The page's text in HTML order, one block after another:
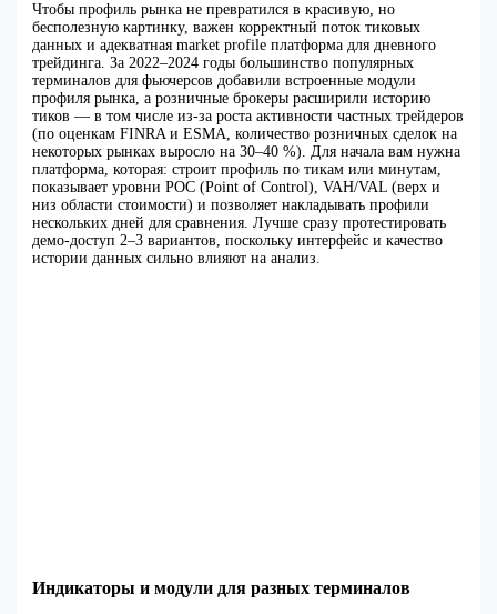
Чтобы профиль рынка не превратился в красивую, но
бесполезную картинку, важен корректный поток тиковых
данных и адекватная market profile платформа для дневного
трейдинга. За 2022–2024 годы большинство популярных
терминалов для фьючерсов добавили встроенные модули
профиля рынка, а розничные брокеры расширили историю
тиков — в том числе из‑за роста активности частных трейдеров
(по оценкам FINRA и ESMA, количество розничных сделок на
некоторых рынках выросло на 30–40 %). Для начала вам нужна
платформа, которая: строит профиль по тикам или минутам,
показывает уровни POC (Point of Control), VAH/VAL (верх и
низ области стоимости) и позволяет накладывать профили
нескольких дней для сравнения. Лучше сразу протестировать
демо‑доступ 2–3 вариантов, поскольку интерфейс и качество
истории данных сильно влияют на анализ.
Индикаторы и модули для разных терминалов